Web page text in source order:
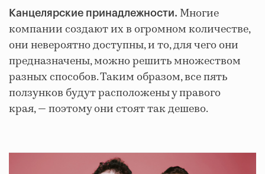
Канцелярские принадлежности. Многие
компании создают их в огромном количестве,
они невероятно доступны, и то, для чего они
предназначены, можно решить множеством
разных способов. Таким образом, все пять
ползунков будут расположены у правого
края, — поэтому они стоят так дешево.